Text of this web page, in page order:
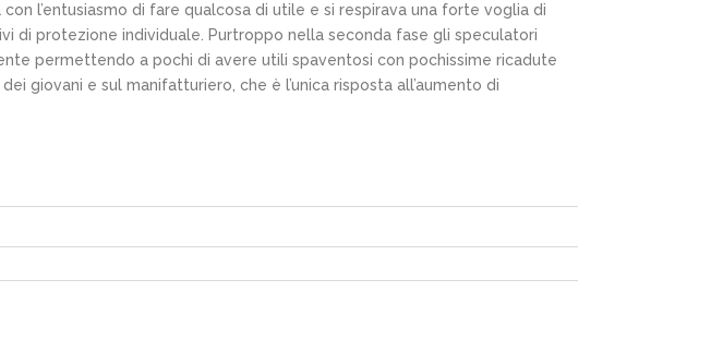
l’entusiasmo di fare qualcosa di utile e si respirava una forte voglia di
di protezione individuale. Purtroppo nella seconda fase gli speculatori
permettendo a pochi di avere utili spaventosi con pochissime ricadute
giovani e sul manifatturiero, che è l’unica risposta all’aumento di